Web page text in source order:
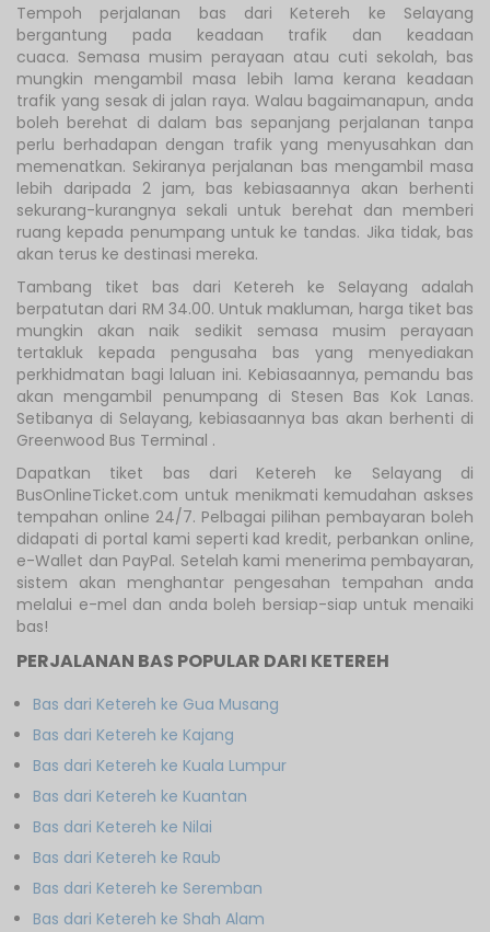
Tempoh perjalanan bas dari Ketereh ke Selayang
bergantung pada keadaan trafik dan keadaan
cuaca. Semasa musim perayaan atau cuti sekolah, bas
mungkin mengambil masa lebih lama kerana keadaan
trafik yang sesak di jalan raya. Walau bagaimanapun, anda
boleh berehat di dalam bas sepanjang perjalanan tanpa
perlu berhadapan dengan trafik yang menyusahkan dan
memenatkan. Sekiranya perjalanan bas mengambil masa
lebih daripada 2 jam, bas kebiasaannya akan berhenti
sekurang-kurangnya sekali untuk berehat dan memberi
ruang kepada penumpang untuk ke tandas. Jika tidak, bas
akan terus ke destinasi mereka.
Tambang tiket bas dari Ketereh ke Selayang adalah
berpatutan dari RM 34.00. Untuk makluman, harga tiket bas
mungkin akan naik sedikit semasa musim perayaan
tertakluk kepada pengusaha bas yang menyediakan
perkhidmatan bagi laluan ini. Kebiasaannya, pemandu bas
akan mengambil penumpang di Stesen Bas Kok Lanas.
Setibanya di Selayang, kebiasaannya bas akan berhenti di
Greenwood Bus Terminal .
Dapatkan tiket bas dari Ketereh ke Selayang di
BusOnlineTicket.com untuk menikmati kemudahan askses
tempahan online 24/7. Pelbagai pilihan pembayaran boleh
didapati di portal kami seperti kad kredit, perbankan online,
e-Wallet dan PayPal. Setelah kami menerima pembayaran,
sistem akan menghantar pengesahan tempahan anda
melalui e-mel dan anda boleh bersiap-siap untuk menaiki
bas!
PERJALANAN BAS POPULAR DARI KETEREH
Bas dari Ketereh ke Gua Musang
Bas dari Ketereh ke Kajang
Bas dari Ketereh ke Kuala Lumpur
Bas dari Ketereh ke Kuantan
Bas dari Ketereh ke Nilai
Bas dari Ketereh ke Raub
Bas dari Ketereh ke Seremban
Bas dari Ketereh ke Shah Alam